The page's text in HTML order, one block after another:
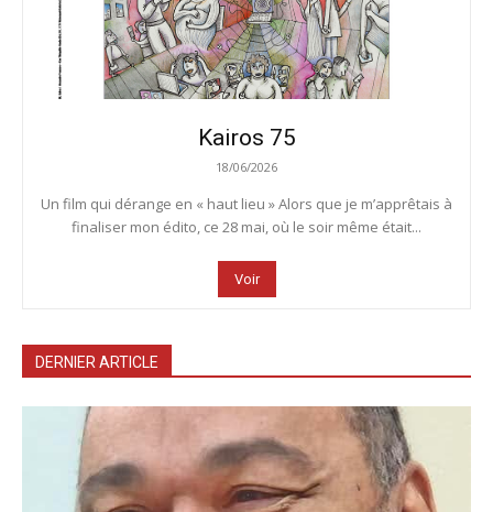
Kairos 75
18/06/2026
Un film qui dérange en « haut lieu » Alors que je m’apprêtais à
finaliser mon édito, ce 28 mai, où le soir même était...
Voir
DERNIER ARTICLE